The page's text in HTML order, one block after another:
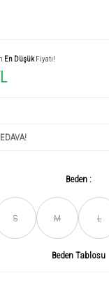
En DüşükFiyatı!
Beden :
S M L
Beden Tablosu
Son gün içerisinde456 kişi